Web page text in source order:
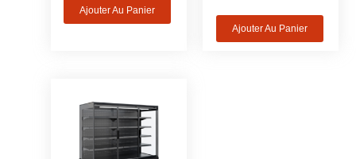
Ajouter Au Panier
Ajouter Au Panier